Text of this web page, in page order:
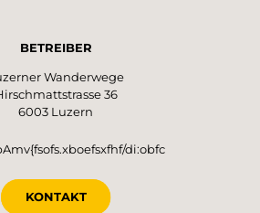
BETREIBER
Wanderwege
36
6003 Luzern
di:obfc
KONTAKT